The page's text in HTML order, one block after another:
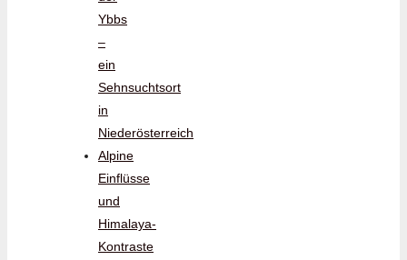
Ybbs
–
ein
Sehnsuchtsort
in
Niederösterreich
Alpine
Einflüsse
und
Himalaya-
Kontraste